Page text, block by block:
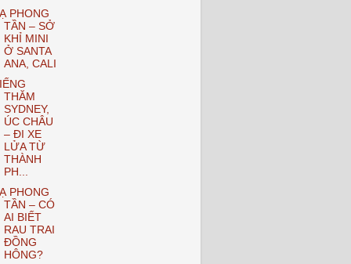
PHONG
TẦN – SỞ
KHỈ MINI
Ở SANTA
ANA, CALI
THĂM
SYDNEY,
ÚC CHÂU
– ĐI XE
LỬA TỪ
THÀNH
PH...
PHONG
TẦN – CÓ
AI BIẾT
RAU TRAI
ĐỒNG
HÔNG?